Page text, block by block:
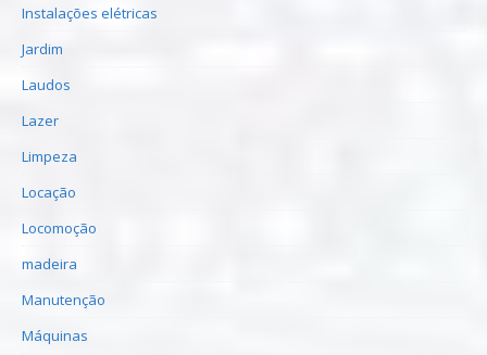
Instalações elétricas
Jardim
Laudos
Lazer
Limpeza
Locação
Locomoção
madeira
Manutenção
Máquinas